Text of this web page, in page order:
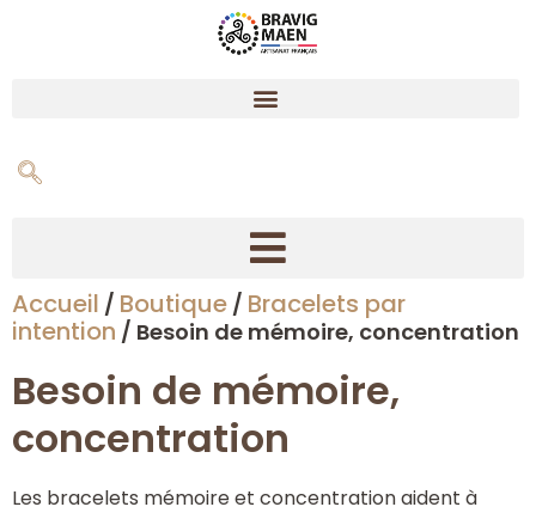
Accueil / Boutique / Bracelets par
intention / Besoin de mémoire, concentration
Besoin de mémoire,
concentration
Les bracelets mémoire et concentration aident à